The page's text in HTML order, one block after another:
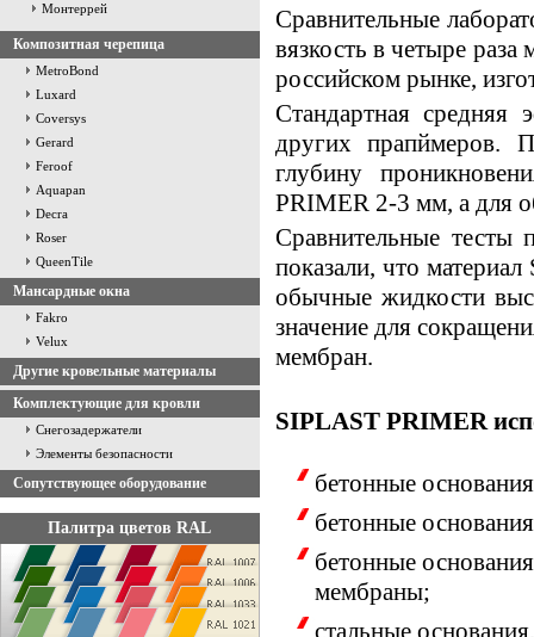
Монтеррей
Композитная черепица
MetroBond
Luxard
Coversys
Gerard
Feroof
Aquapan
Decra
Roser
QueenTile
Мансардные окна
Fakro
Velux
Другие кровельные материалы
Комплектующие для кровли
Снегозадержатели
Элементы безопасности
Сопутствующее оборудование
Палитра цветов RAL
Сравнительные
вязкость в четыре
российском рынке,
Стандартная средняя
других прапймеров.
глубину
PRIMER 2-3 мм, а для
Сравнительные
показали, что
обычные жидкости
значение для
мембран.
SIPLAST PRIMER
бетонные
бетонные
бетонные
мембраны;
стальные